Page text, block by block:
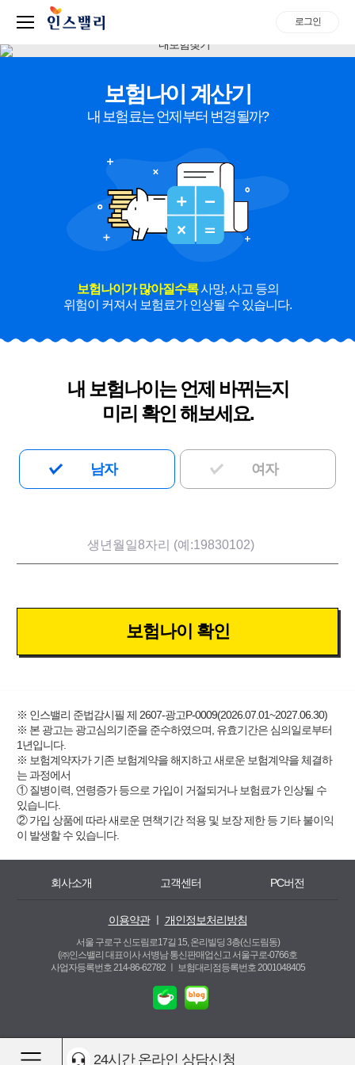
로그인
보험나이 계산기
내 보험료는 언제부터 변경될까?
보험나이가 많아질수록사망, 사고 등의
위험이 커져서 보험료가 인상될 수 있습니다.
내 보험나이는 언제 바뀌는지
미리 확인 해보세요.
남자 여자
보험나이 확인
※ 인스밸리 준법감시필 제 2607-광고P-0009(2026.07.01~2027.06.30)
※ 본 광고는 광고심의기준을 준수하였으며, 유효기간은 심의일로부터
1년입니다.
※ 보험계약자가 기존 보험계약을 해지하고 새로운 보험계약을 체결하
는 과정에서
① 질병이력, 연령증가 등으로 가입이 거절되거나 보험료가 인상될 수
있습니다.
② 가입 상품에 따라 새로운 면책기간 적용 및 보장 제한 등 기타 불이익
이 발생할 수 있습니다.
회사소개 고객센터 PC버전
이용약관ㅣ 개인정보처리방침
서울 구로구 신도림로17길 15, 온리빌딩 3층(신도림동)
(㈜인스밸리 대표이사 서병남 통신판매업신고 서울구로-0766호
사업자등록번호 214-86-62782 ㅣ
보험대리점등록번호 2001048405
24시간 온라인 상담신청